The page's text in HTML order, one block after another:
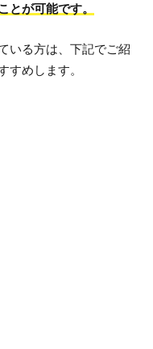
とが可能です。
いる方は、下記でご紹
すめします。